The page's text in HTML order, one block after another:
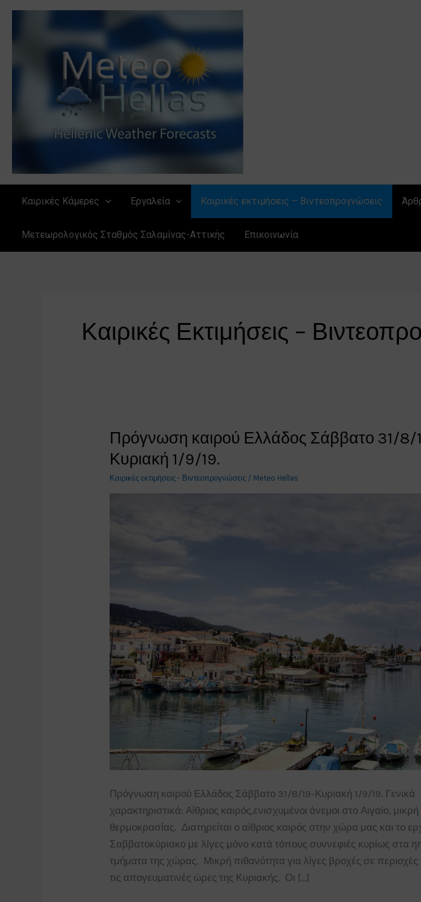
Μετάβαση
Καιρικές Κάμερες Εργαλεία Καιρικές εκτιμήσεις – Βιντεοπρογνώσεις
Μετεωρολογικός Σταθμός Σαλαμίνας-Αττικής Επικοινωνία
Καιρικές Εκτιμήσεις –
Πρόγνωση καιρού Ελλάδος Σάββατο 31/8/
Κυριακή 1/9/19.
Καιρικές εκτιμήσεις - Βιντεοπρογνώσεις / Meteo Hellas
Πρόγνωση καιρού Ελλάδος Σάββατο 31/8/19-Κυριακή 1/9/19. Γενικά
χαρακτηριστικά: Αίθριος καιρός,ενισχυμένοι άνεμοι στο Αιγαίο,
θερμοκρασίας. Διατηρείται ο αίθριος καιρός στην χώρα μας και το
Σαββατοκύριακο με λίγες μόνο κατά τόπους συννεφιές κυρίως στα
τμήματα της χώρας. Μικρή πιθανότητα για λίγες βροχές σε περιοχές
τις απογευματινές ώρες της Κυριακής. Οι […]